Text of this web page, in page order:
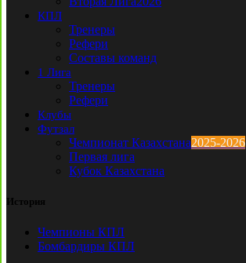
КПЛ
Тренеры
Рефери
Составы команд
1 Лига
Тренеры
Рефери
Клубы
Футзал
Чемпионат Казахстана2025-2026
Первая лига
Кубок Казахстана
История
Чемпионы КПЛ
Бомбардиры КПЛ